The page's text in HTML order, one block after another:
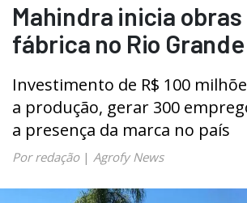
Mahindra inicia obras
fábrica no Rio
Investimento de R$ 100
a produção, gerar 300
a presença da marca no país
Por redação| Agrofy News